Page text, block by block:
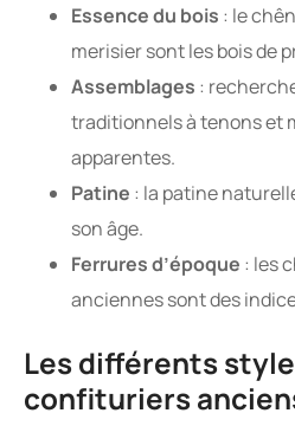
Essence du bois : le
merisier sont les bois de
Assemblages :
traditionnels à tenons et
apparentes.
Patine : la patine
son âge.
Ferrures d’époque : les
anciennes sont des
Les différents
confituriers